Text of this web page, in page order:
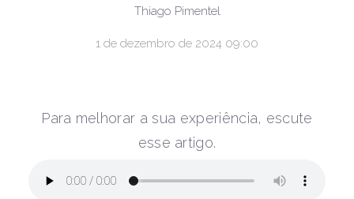
Thiago Pimentel
1 de dezembro de 2024 09:00
Para melhorar a sua experiência, escute
esse artigo.